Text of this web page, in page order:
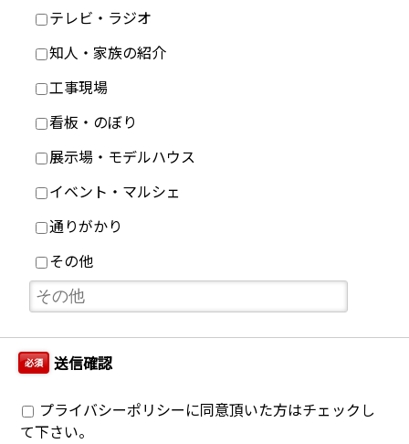
テレビ・ラジオ
知人・家族の紹介
工事現場
看板・のぼり
展示場・モデルハウス
イベント・マルシェ
通りがかり
その他
必須 送信確認
プライバシーポリシーに同意頂いた方はチェックし
て下さい。